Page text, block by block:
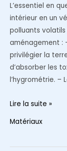
L’essentiel en
intérieur en un
polluants
aménagement :
privilégier la
d’absorber les
l’hygrométrie. –
Déco
Lire la suite »
Matériaux